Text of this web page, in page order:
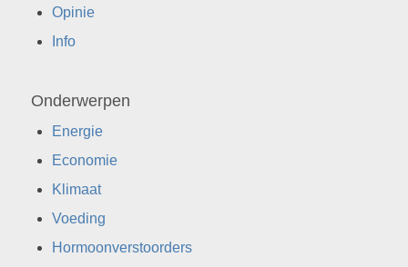
Opinie
Info
Onderwerpen
Energie
Economie
Klimaat
Voeding
Hormoonverstoorders